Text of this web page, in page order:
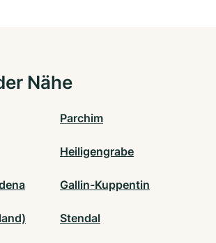
Nähe
Parchim
Heiligengrabe
Gallin-Kuppentin
Stendal